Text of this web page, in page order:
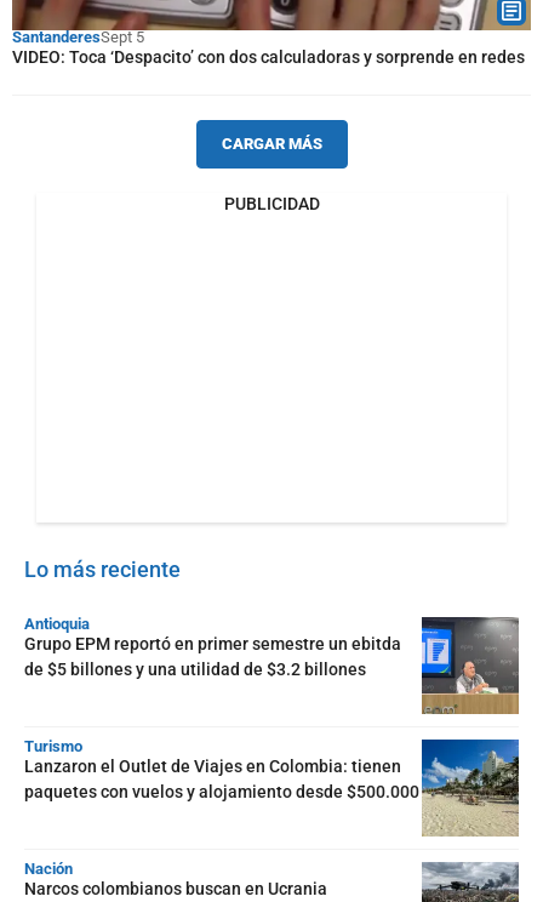
SantanderesSept 5
VIDEO: Toca ‘Despacito’ con dos calculadoras y sorprende en redes
CARGAR MÁS
PUBLICIDAD
Lo más reciente
Antioquia
Grupo EPM reportó en primer semestre un ebitda
de $5 billones y una utilidad de $3.2 billones
Turismo
Lanzaron el Outlet de Viajes en Colombia: tienen
paquetes con vuelos y alojamiento desde $500.000
Nación
Narcos colombianos buscan en Ucrania